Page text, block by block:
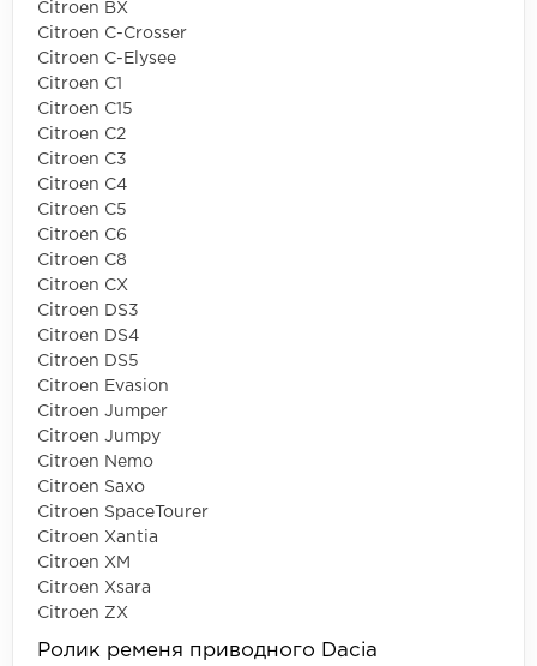
Citroen BX
Citroen C-Crosser
Citroen C-Elysee
Citroen C1
Citroen C15
Citroen C2
Citroen C3
Citroen C4
Citroen C5
Citroen C6
Citroen C8
Citroen CX
Citroen DS3
Citroen DS4
Citroen DS5
Citroen Evasion
Citroen Jumper
Citroen Jumpy
Citroen Nemo
Citroen Saxo
Citroen SpaceTourer
Citroen Xantia
Citroen XM
Citroen Xsara
Citroen ZX
Ролик ременя приводного Dacia